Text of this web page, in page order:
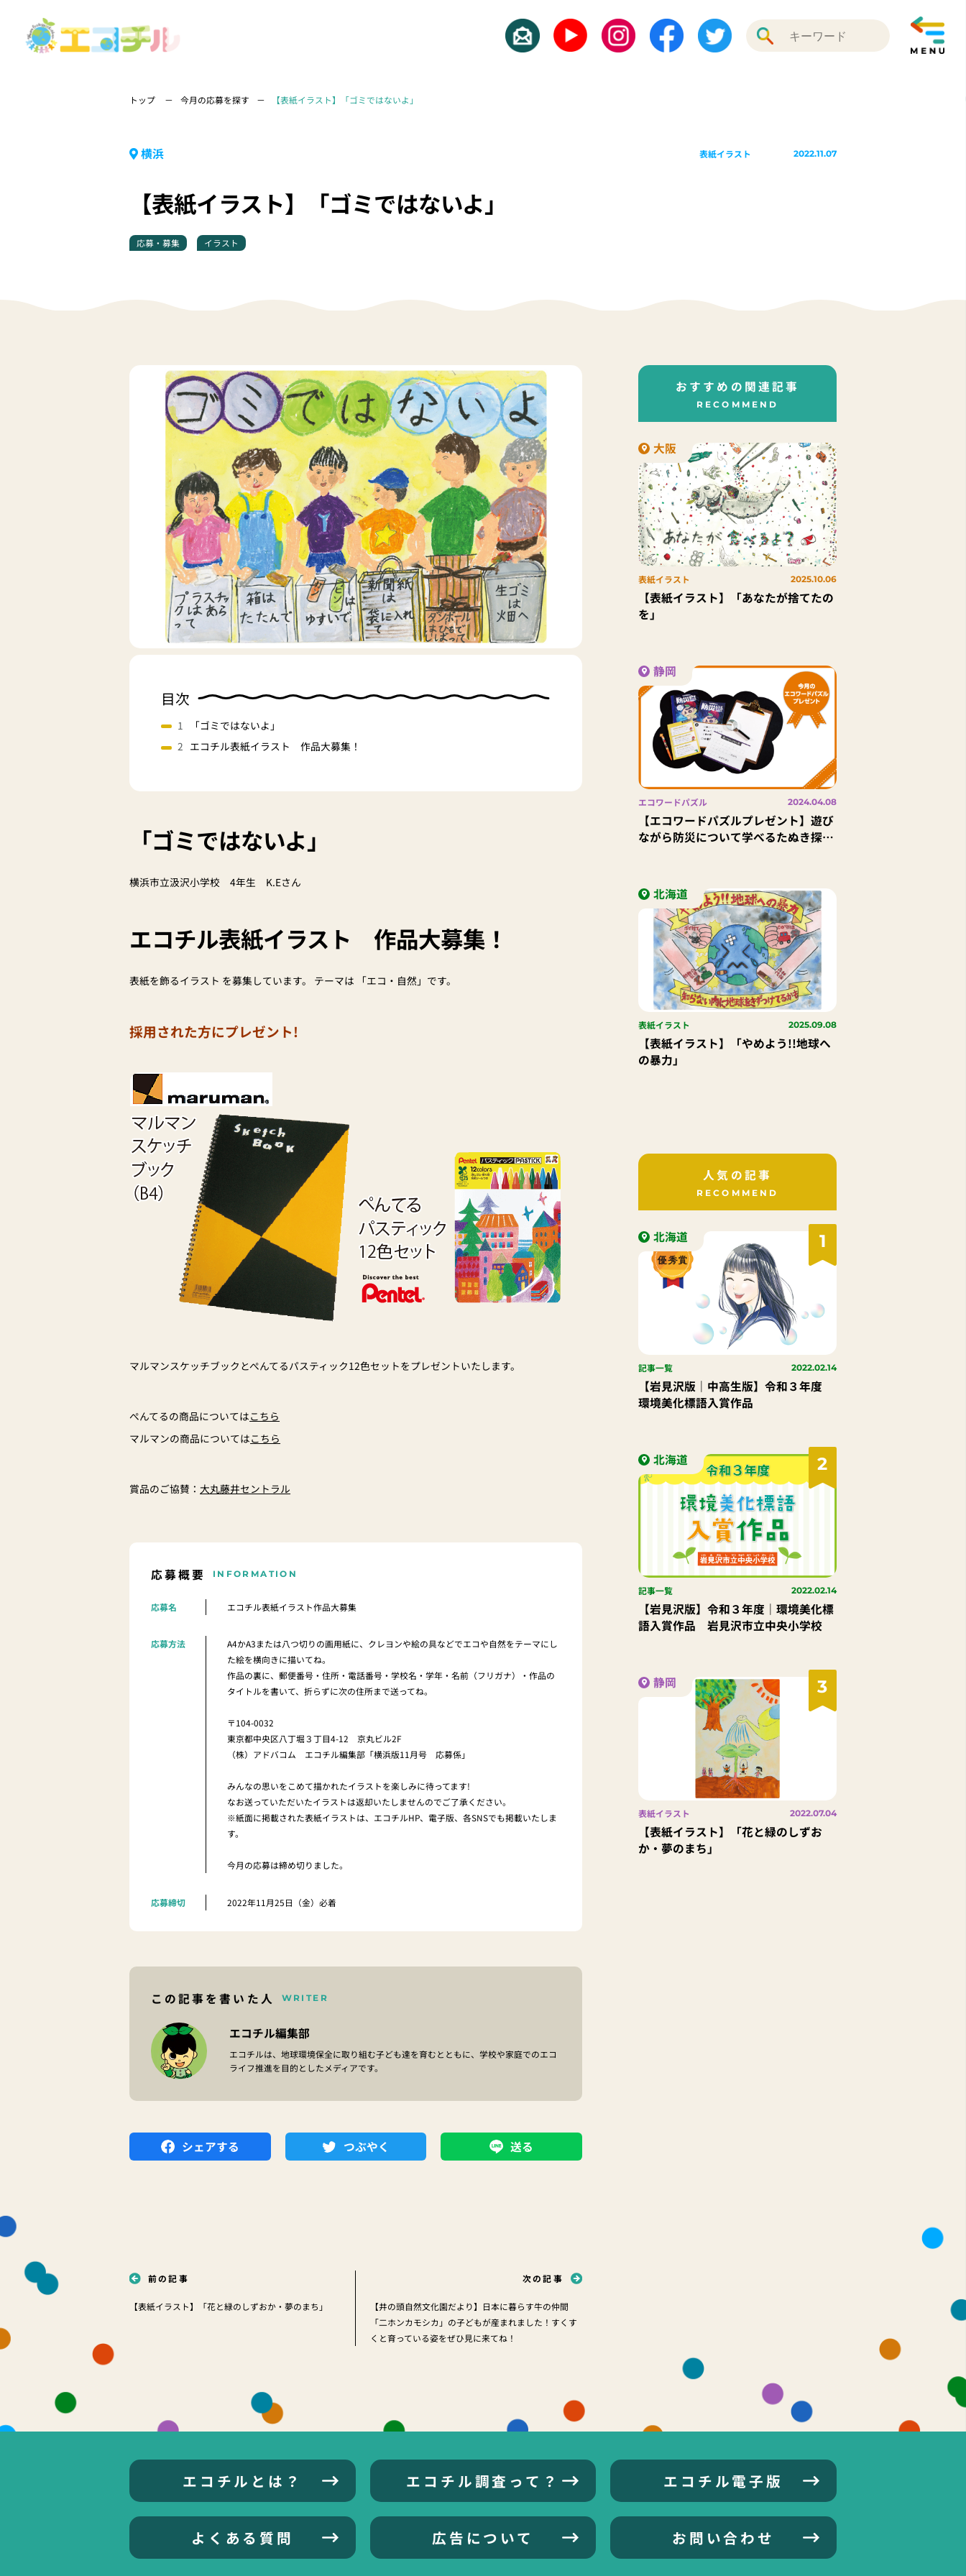
トップ 今月の応募を探す 【表紙イラスト】「ゴミではないよ」
横浜 表紙イラスト 2022.11.07
【表紙イラスト】「ゴミではないよ」
応募・募集 イラスト
目次
「ゴミではないよ」
エコチル表紙イラスト 作品大募集！
「ゴミではないよ」
横浜市立汲沢小学校 4年生 K.Eさん
エコチル表紙イラスト 作品大募集！
表紙を飾るイラスト を募集しています。 テーマは 「エコ・自然」です。
採用された方にプレゼント!
マルマンスケッチブックとぺんてるパスティック12色セットをプレゼントいたします。
ぺんてるの商品についてはこちら
マルマンの商品についてはこちら
賞品のご協賛： 大丸藤井セントラル
応募概要 INFORMATION
応募名 エコチル表紙イラスト作品大募集
応募方法
A4かA3または八つ切りの画用紙に、クレヨンや絵の具などでエコや自然をテーマにし
た絵を横向きに描いてね。
作品の裏に、郵便番号・住所・電話番号・学校名・学年・名前（フリガナ）・作品の
タイトルを書いて、折らずに次の住所まで送ってね。
〒104-0032
東京都中央区八丁堀３丁目4-12 京丸ビル2F
（株）アドバコム エコチル編集部「横浜版11月号 応募係」
みんなの思いをこめて描かれたイラストを楽しみに待ってます!
なお送っていただいたイラストは返却いたしませんのでご了承ください。
※紙面に掲載された表紙イラストは、エコチルHP、電子版、各SNSでも掲載いたしま
す。
今月の応募は締め切りました。
応募締切 2022年11月25日（金）必着
この記事を書いた人 WRITER
エコチル編集部
エコチルは、地球環境保全に取り組む子ども達を育むとともに、学校や家庭でのエコ
ライフ推進を目的としたメディアです。
シェアする つぶやく 送る
前の記事
【表紙イラスト】「花と緑のしずおか・夢のまち」
次の記事
【井の頭自然文化園だより】日本に暮らす牛の仲間
「二ホンカモシカ」の子どもが産まれました！すくす
くと育っている姿をぜひ見に来てね！
おすすめの関連記事
RECOMMEND
大阪
表紙イラスト 2025.10.06
【表紙イラスト】「あなたが捨てたの
を」
静岡
エコワードパズル 2024.04.08
【エコワードパズルプレゼント】遊び
ながら防災について学べるたぬき探偵
北海道
表紙イラスト 2025.09.08
【表紙イラスト】「やめよう!!地球へ
の暴力」
人気の記事
RECOMMEND
1
北海道
記事一覧 2022.02.14
【岩見沢版｜中高生版】令和３年度
環境美化標語入賞作品
2
北海道
記事一覧 2022.02.14
【岩見沢版】令和３年度｜環境美化標
語入賞作品 岩見沢市立中央小学校
3
静岡
表紙イラスト 2022.07.04
【表紙イラスト】「花と緑のしずお
か・夢のまち」
エコチルとは？ エコチル調査って？ エコチル電子版
よくある質問 広告について お問い合わせ